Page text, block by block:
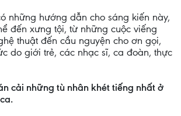
những hướng dẫn cho sáng kiến này,
đến xưng tội, từ những cuộc viếng
thuật đến cầu nguyện cho ơn gọi,
do giới trẻ, các nhạc sĩ, ca đoàn, thực
cải những tù nhân khét tiếng nhất ở